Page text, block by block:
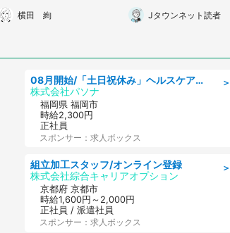
『映え目的』っぽい女子
高生が...」（愛知県・3
横田 絢
歳の我が子が居なくな
り...」（北海道・40代
Jタウンネット読者
＞
08月開始/「土日祝休み」ヘルスケア業界の産業保健師/高時給/未経験OK/要資格:保健師、正看護師
株式会社パソナ
福岡県 福岡市
時給2,300円
正社員
スポンサー：求人ボックス
＞
組立加工スタッフ/オンライン登録
株式会社綜合キャリアオプション
京都府 京都市
時給1,600円～2,000円
正社員 / 派遣社員
スポンサー：求人ボックス